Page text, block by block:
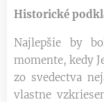
Historické
Najlepšie by
momente, kedy
zo svedectva
vlastne